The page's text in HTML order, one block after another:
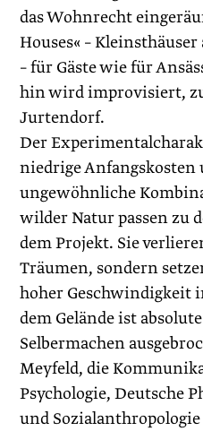
das Wohnrecht
Houses« –
– für Gäste wie für
hin wird improvisiert,
Jurtendorf.
Der
niedrige Anfangskosten
ungewöhnliche
wilder Natur passen zu
dem Projekt. Sie
Träumen, sondern
hoher Geschwindigkeit
dem Gelände ist
Selbermachen
Meyfeld, die
Psychologie, Deutsche
und